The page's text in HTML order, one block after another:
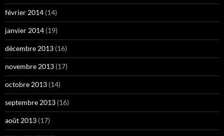
février 2014 (14)
janvier 2014 (19)
décembre 2013 (16)
novembre 2013 (17)
octobre 2013 (14)
septembre 2013 (16)
août 2013 (17)